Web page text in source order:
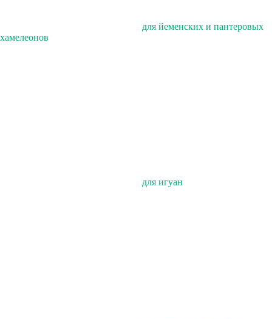
для йеменских и пантеровых
хамелеонов
для игуан